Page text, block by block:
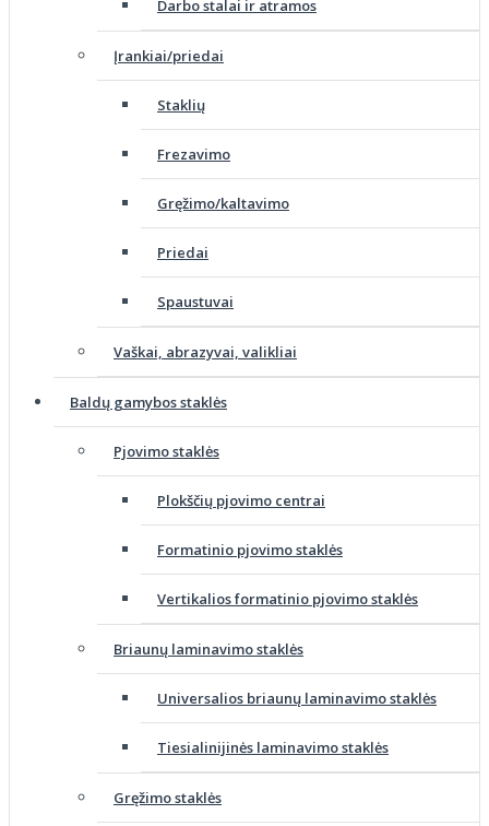
Darbo stalai ir atramos
Įrankiai/priedai
Staklių
Frezavimo
Gręžimo/kaltavimo
Priedai
Spaustuvai
Vaškai, abrazyvai, valikliai
Baldų gamybos staklės
Pjovimo staklės
Plokščių pjovimo centrai
Formatinio pjovimo staklės
Vertikalios formatinio pjovimo staklės
Briaunų laminavimo staklės
Universalios briaunų laminavimo staklės
Tiesialinijinės laminavimo staklės
Gręžimo staklės